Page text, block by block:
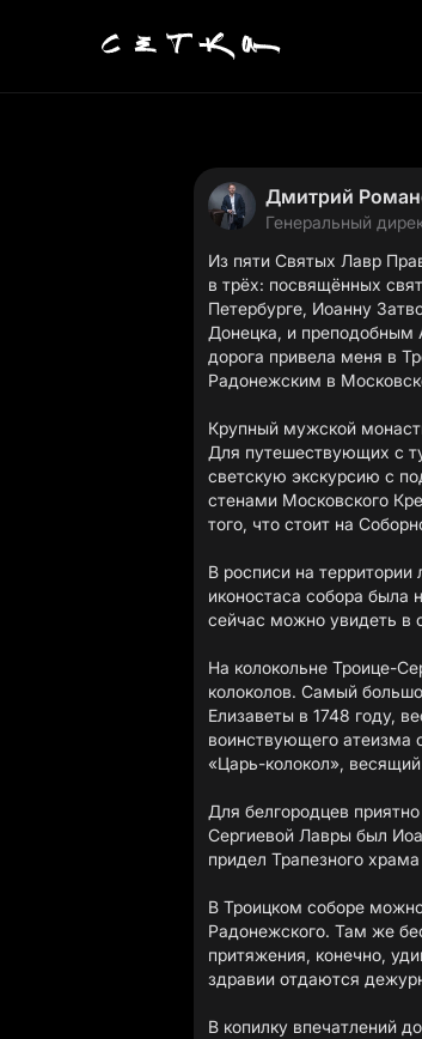
Дмитрий
Генеральный
Из пяти Святых Лавр
в трёх: посвящённых
Петербурге, Иоанну
Донецка, и
дорога привела меня в
Радонежским в
Крупный мужской
Для путешествующих с
светскую экскурсию с
стенами Московского
того, что стоит на
В росписи на
иконостаса собора была
сейчас можно увидеть в
На колокольне Троице-
колоколов. Самый
Елизаветы в 1748 году,
воинствующего атеизма
«Царь-колокол»,
Для белгородцев
Сергиевой Лавры был
придел Трапезного
В Троицком соборе
Радонежского. Там же
притяжения, конечно,
здравии отдаются
В копилку впечатлений